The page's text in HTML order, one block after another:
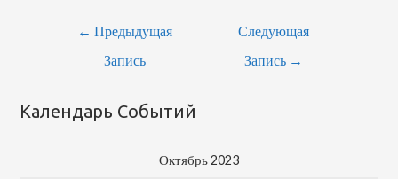
Навигация
← Предыдущая
Запись
Следующая
Запись →
Календарь Событий
Октябрь 2023